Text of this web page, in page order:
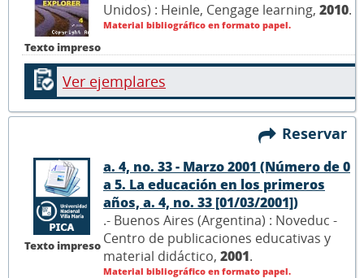
Texto impreso
Unidos) : Heinle, Cengage learning, 2010.
Material bibliográfico en formato papel.
Ver ejemplares
Reservar
Texto impreso
a. 4, no. 33 - Marzo 2001 (Número de 0
a 5. La educación en los primeros
años, a. 4, no. 33 [01/03/2001])
.- Buenos Aires (Argentina) : Noveduc -
Centro de publicaciones educativas y
material didáctico, 2001.
Material bibliográfico en formato papel.